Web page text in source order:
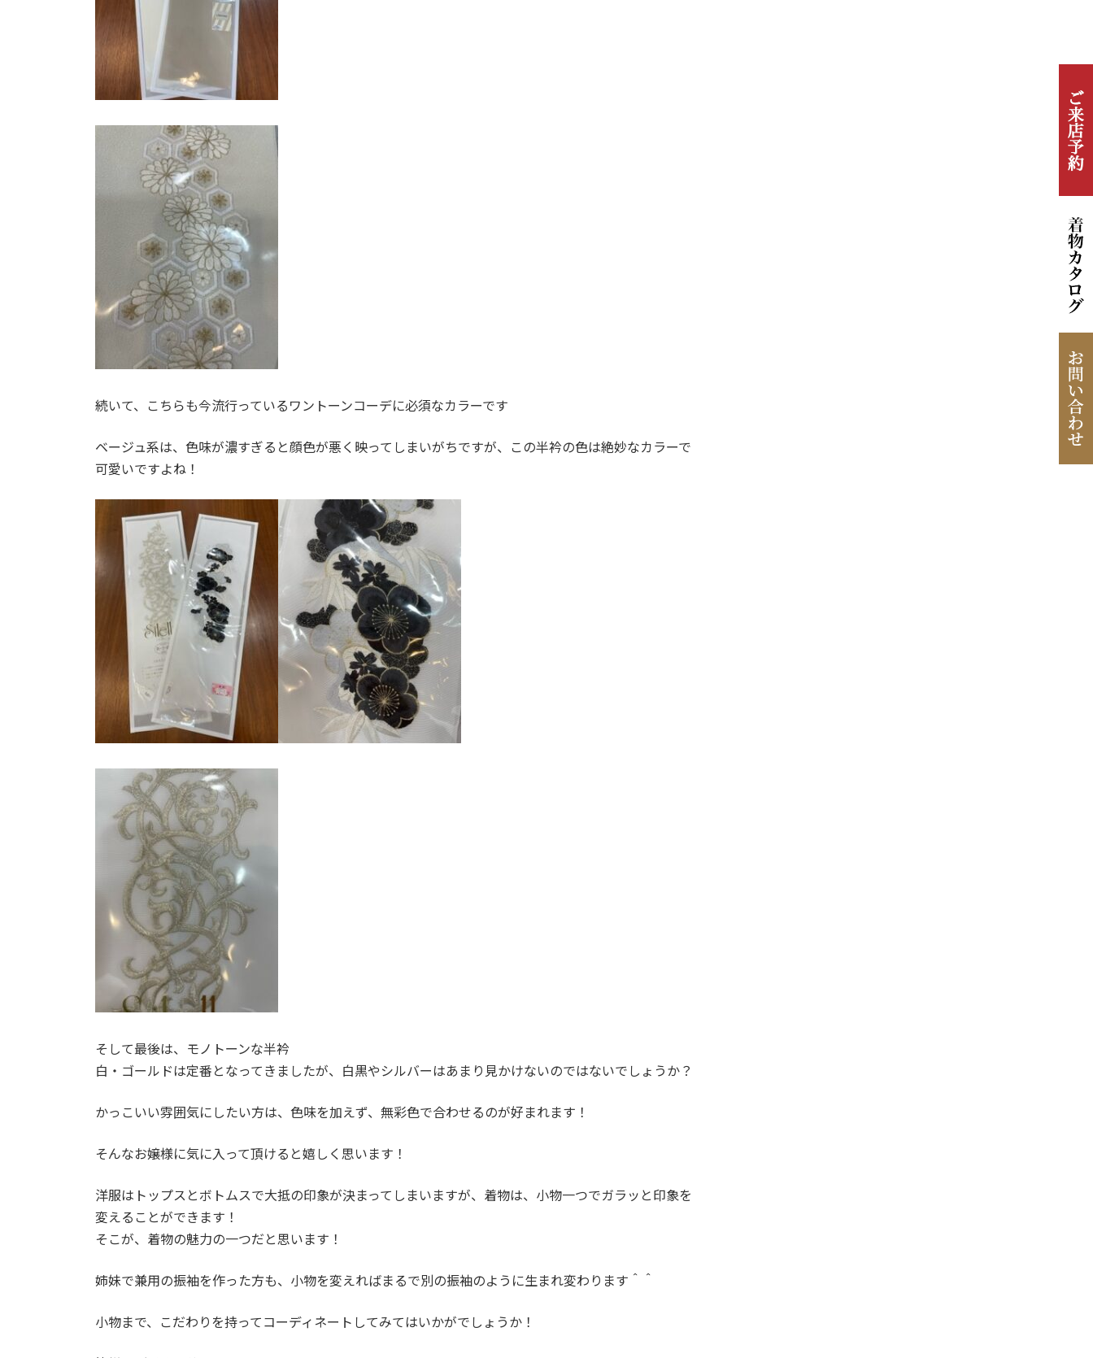
続いて、こちらも今流行っているワントーンコーデに必須なカラーです
ベージュ系は、色味が濃すぎると顔色が悪く映ってしまいがちですが、この半衿の色は絶妙なカラーで
可愛いですよね！
そして最後は、モノトーンな半衿
白・ゴールドは定番となってきましたが、白黒やシルバーはあまり見かけないのではないでしょうか？
かっこいい雰囲気にしたい方は、色味を加えず、無彩色で合わせるのが好まれます！
そんなお嬢様に気に入って頂けると嬉しく思います！
洋服はトップスとボトムスで大抵の印象が決まってしまいますが、着物は、小物一つでガラッと印象を
変えることができます！
そこが、着物の魅力の一つだと思います！
姉妹で兼用の振袖を作った方も、小物を変えればまるで別の振袖のように生まれ変わります＾＾
小物まで、こだわりを持ってコーディネートしてみてはいかがでしょうか！